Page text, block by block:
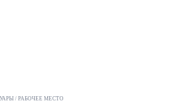
РАБОЧЕЕ МЕСТО